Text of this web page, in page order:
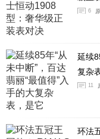
6
延续
复杂
11
环法